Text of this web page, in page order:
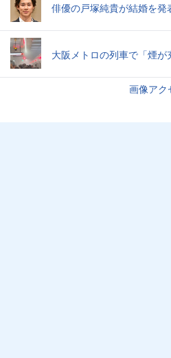
俳優の戸塚純貴が結婚を発
大阪メトロの列車で「煙が
画像アク